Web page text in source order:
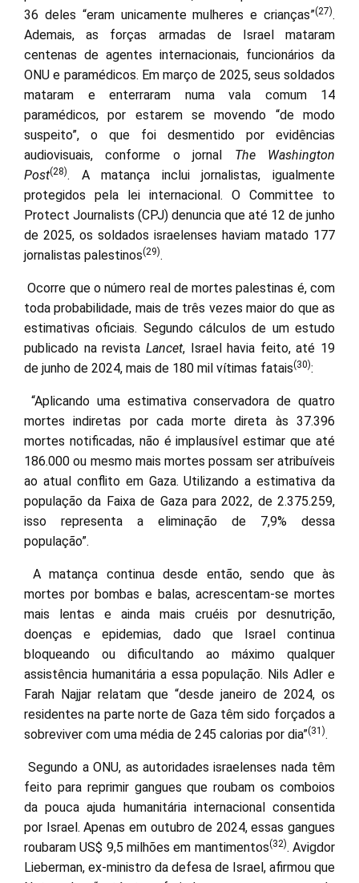
36 deles “eram unicamente mulheres e crianças”(27).
Ademais, as forças armadas de Israel mataram
centenas de agentes internacionais, funcionários da
ONU e paramédicos. Em março de 2025, seus soldados
mataram e enterraram numa vala comum 14
paramédicos, por estarem se movendo “de modo
suspeito”, o que foi desmentido por evidências
audiovisuais, conforme o jornal The Washington
Post(28). A matança inclui jornalistas, igualmente
protegidos pela lei internacional. O Committee to
Protect Journalists (CPJ) denuncia que até 12 de junho
de 2025, os soldados israelenses haviam matado 177
jornalistas palestinos(29).
Ocorre que o número real de mortes palestinas é, com
toda probabilidade, mais de três vezes maior do que as
estimativas oficiais. Segundo cálculos de um estudo
publicado na revista Lancet, Israel havia feito, até 19
de junho de 2024, mais de 180 mil vítimas fatais(30):
“Aplicando uma estimativa conservadora de quatro
mortes indiretas por cada morte direta às 37.396
mortes notificadas, não é implausível estimar que até
186.000 ou mesmo mais mortes possam ser atribuíveis
ao atual conflito em Gaza. Utilizando a estimativa da
população da Faixa de Gaza para 2022, de 2.375.259,
isso representa a eliminação de 7,9% dessa
população”.
A matança continua desde então, sendo que às
mortes por bombas e balas, acrescentam-se mortes
mais lentas e ainda mais cruéis por desnutrição,
doenças e epidemias, dado que Israel continua
bloqueando ou dificultando ao máximo qualquer
assistência humanitária a essa população. Nils Adler e
Farah Najjar relatam que “desde janeiro de 2024, os
residentes na parte norte de Gaza têm sido forçados a
sobreviver com uma média de 245 calorias por dia”(31).
Segundo a ONU, as autoridades israelenses nada têm
feito para reprimir gangues que roubam os comboios
da pouca ajuda humanitária internacional consentida
por Israel. Apenas em outubro de 2024, essas gangues
roubaram US$ 9,5 milhões em mantimentos(32). Avigdor
Lieberman, ex-ministro da defesa de Israel, afirmou que